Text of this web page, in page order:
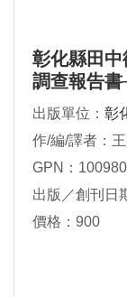
彰化縣田
調查報告
出版單位： 彰
作/編/譯者：
GPN：
出版／創刊日
價格：900